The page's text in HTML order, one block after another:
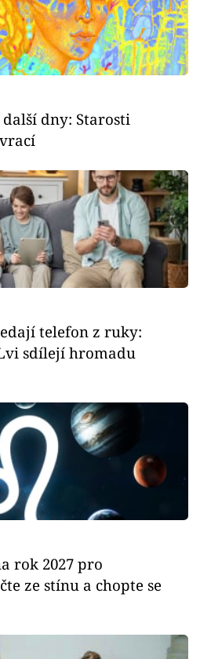
dny: Starosti
telefon z ruky:
sdílejí hromadu
rok 2027 pro
ze stínu a chopte se